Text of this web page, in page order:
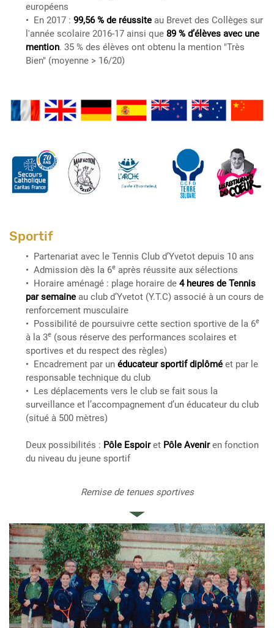
européens
En 2017 : 99,56 % de réussiteau Brevet des Collèges sur
l'année scolaire 2016-17 ainsi que 89 % d’élèves avec une
mention. 35 % des élèves ont obtenu la mention "Très
Bien" (moyenne > 16/20)
Sportif
Partenariat avec le Tennis Club d’Yvetot depuis 10 ans
Admission dès la 6eaprès réussite aux sélections
Horaire aménagé : plage horaire de 4 heures de Tennis
par semaineau club d’Yvetot (Y.T.C) associé à un cours de
renforcement musculaire
Possibilité de poursuivre cette section sportive de la 6e
à la 3e(sous réserve des performances scolaires et
sportives et du respect des règles)
Encadrement par un éducateur sportif diplôméet par le
responsable technique du club
Les déplacements vers le club se fait sous la
surveillance et l’accompagnement d’un éducateur du club
(situé à 500 mètres)
Deux possibilités : Pôle Espoiret Pôle Aveniren fonction
du niveau du jeune sportif
Remise de tenues sportives